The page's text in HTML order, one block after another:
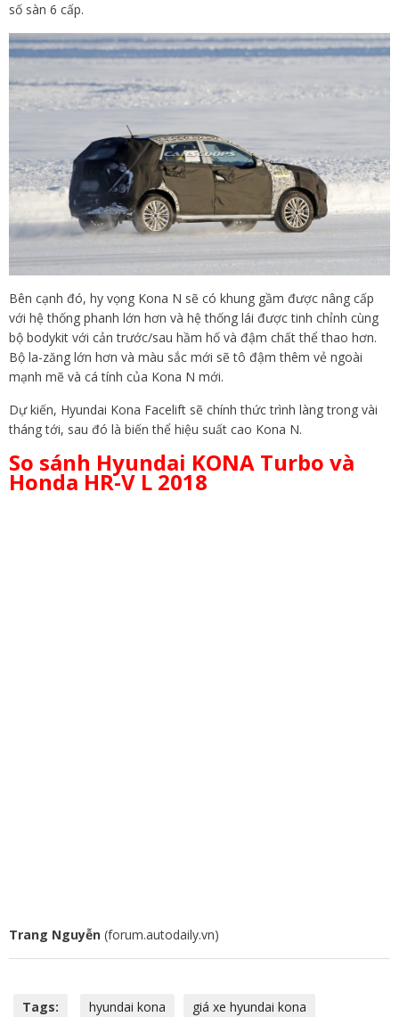
số sàn 6 cấp.
Bên cạnh đó, hy vọng Kona N sẽ có khung gầm được nâng cấp
với hệ thống phanh lớn hơn và hệ thống lái được tinh chỉnh cùng
bộ bodykit với cản trước/sau hầm hố và đậm chất thể thao hơn.
Bộ la-zăng lớn hơn và màu sắc mới sẽ tô đậm thêm vẻ ngoài
mạnh mẽ và cá tính của Kona N mới.
Dự kiến, Hyundai Kona Facelift sẽ chính thức trình làng trong vài
tháng tới, sau đó là biến thể hiệu suất cao Kona N.
So sánh Hyundai KONA Turbo và
Honda HR-V L 2018
Trang Nguyễn (forum.autodaily.vn)
Tags: hyundai kona giá xe hyundai kona